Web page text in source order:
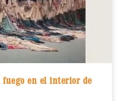
fuego en el interior de